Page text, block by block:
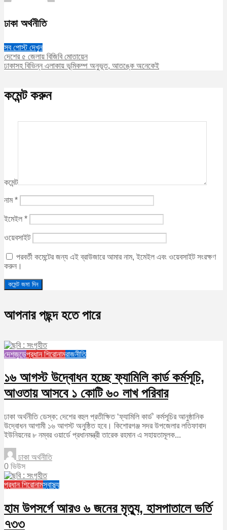
ঢাকা অর্থনীতি
সব পোস্ট দেখুন
দেশের ৫ জেলায় বিজিবি মোতায়েন
ঢাকাসহ বিভিন্ন এলাকায় ভূমিকম্প অনুভূত, আতঙ্কে অনেকেই
কমেন্ট করুন
কমেন্ট
নাম*
ইমেইল *
ওয়েবসাইট
পরবর্তী কমেন্টের জন্য এই ব্রাউজারে আমার নাম, ইমেইল এবং ওয়েবসাইট সংরক্ষণ
করুন।
আপনার পছন্দ হতে পারে
দেশজুড়েপ্রধান শিরোনামরাজনীতি
১৬ আগস্ট উদ্বোধন হচ্ছে ফ্যামিলি কার্ড কর্মসূচি,
আওতায় আসবে ১ কোটি ৬০ লাখ পরিবার
ঢাকা অর্থনীতি ডেস্ক: দেশের বহুল প্রতীক্ষিত ‘ফ্যামিলি কার্ড’ কর্মসূচির আনুষ্ঠানিক
উদ্বোধন আগামী ১৬ আগস্ট অনুষ্ঠিত হবে। কিশোরগঞ্জ সদর উপজেলার লতিফাবাদ
ইউনিয়নের ৮ নম্বর ওয়ার্ডে প্রধানমন্ত্রী তারেক রহমান এ সহায়তামূলক...
ঢাকা অর্থনীতি
0 ভিউস
প্রধান শিরোনামস্বাস্থ্য
হাম উপসর্গে আরও ৬ জনের মৃত্যু, হাসপাতালে ভর্তি
৭৩৩